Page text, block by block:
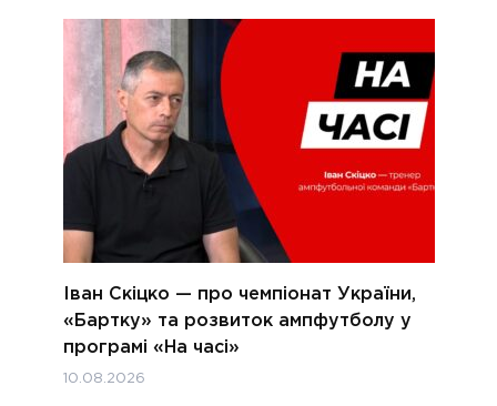
Іван Скіцко — про чемпіонат України,
«Бартку» та розвиток ампфутболу у
програмі «На часі»
10.08.2026